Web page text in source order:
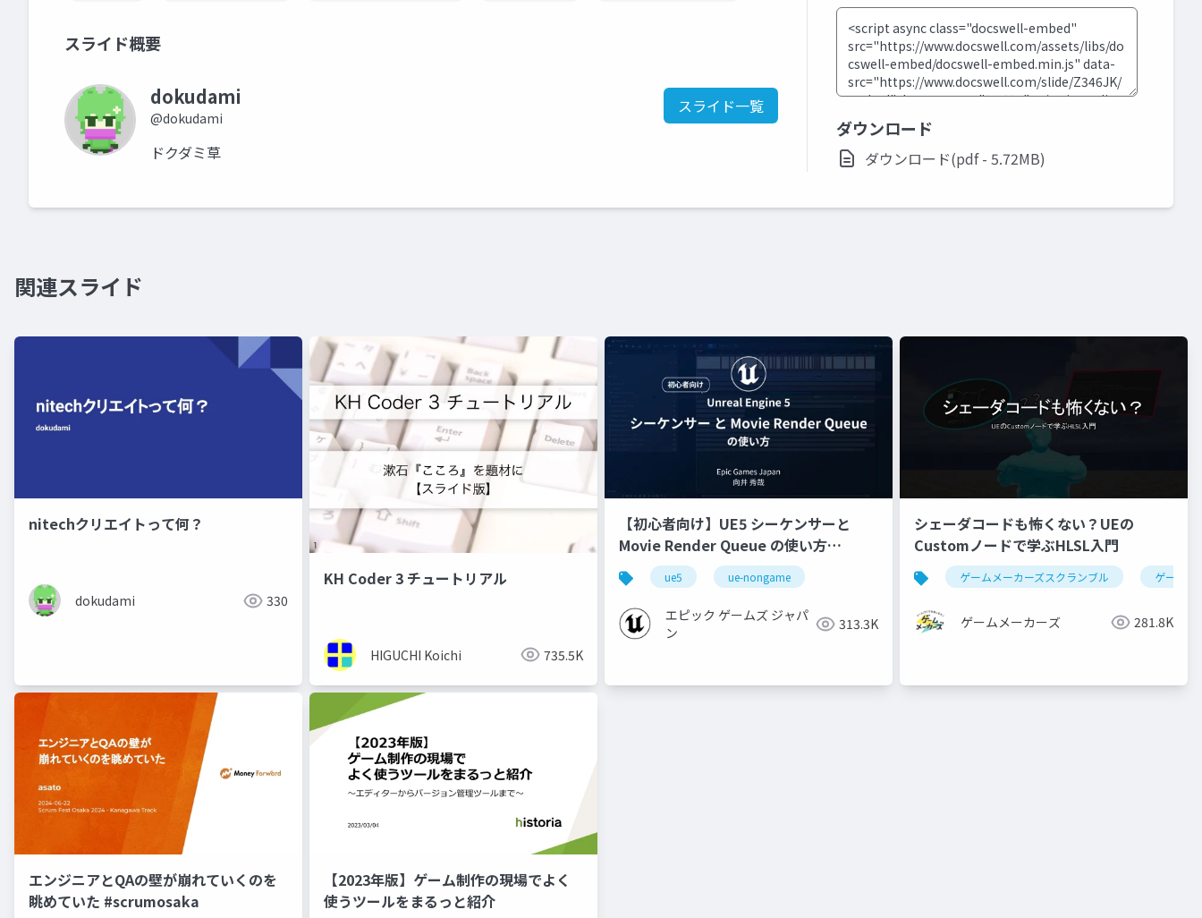
スライド概要
dokudami
@dokudami
スライド一覧
ドクダミ草
ダウンロード
ダウンロード(pdf - 5.72MB)
関連スライド
nitechクリエイトって何？
dokudami 330
KH Coder 3 チュートリアル
HIGUCHI Koichi 735.5K
【初心者向け】UE5 シーケンサーと
Movie Render Queue の使い方
【Cinematic Dive 2023】
ue5 ue-nongame
エピック ゲームズ ジャパ
ン
313.3K
シェーダコードも怖くない？UEの
Customノードで学ぶHLSL入門
ゲームメーカーズスクランブル ゲーム制
ゲームメーカーズ 281.8K
エンジニアとQAの壁が崩れていくのを
眺めていた #scrumosaka
【2023年版】ゲーム制作の現場でよく
使うツールをまるっと紹介